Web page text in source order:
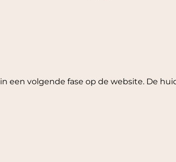
een volgende fase op de website. De